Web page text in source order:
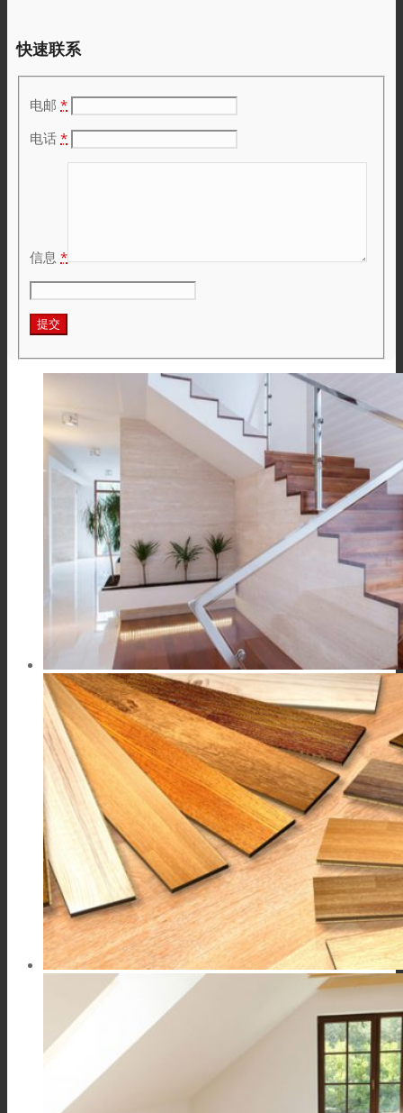
职业发展
新闻
联系我们
Search
Menu
快速联系
电邮*
电话*
信息*